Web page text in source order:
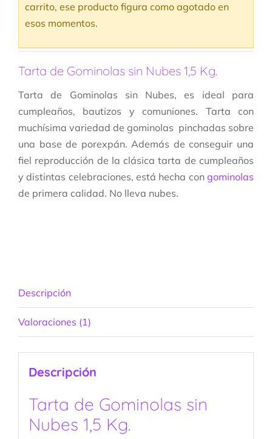
carrito, ese producto figura como agotado en
esos momentos.
Tarta de Gominolas sin Nubes 1,5 Kg.
Tarta de Gominolas sin Nubes, es ideal para
cumpleaños, bautizos y comuniones. Tarta con
muchísima variedad de gominolas pinchadas sobre
una base de porexpán. Además de conseguir una
fiel reproducción de la clásica tarta de cumpleaños
y distintas celebraciones, está hecha con gominolas
de primera calidad. No lleva nubes.
Descripción
Valoraciones (1)
Descripción
Tarta de Gominolas sin
Nubes 1,5 Kg.